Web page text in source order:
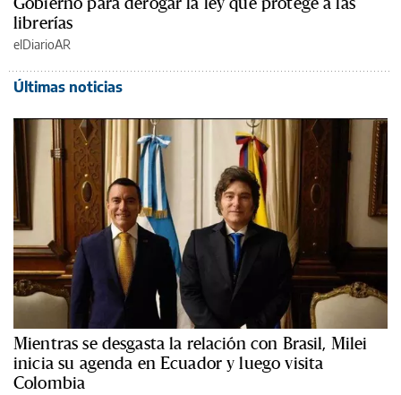
librerías
elDiarioAR
Últimas noticias
Mientras se desgasta la relación con Brasil, Milei
inicia su agenda en Ecuador y luego visita
Colombia